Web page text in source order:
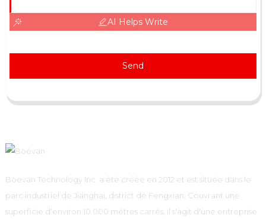
AI Helps Write
Send
Boevan Technology Inc. a été créée en 2012 et est située dans le
parc industriel de Jianghai, district de Fengxian. Couvrant une
superficie d'environ 10 000 mètres carrés, il s'agit d'une entreprise